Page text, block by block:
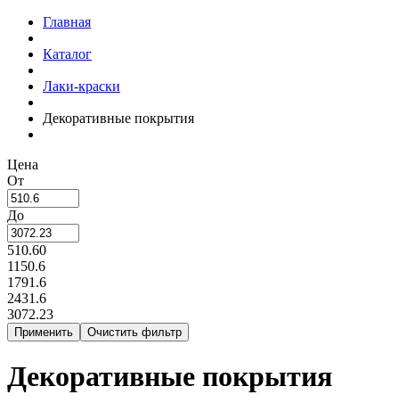
Главная
Каталог
Лаки-краски
Декоративные покрытия
Цена
От
До
510.60
1150.6
1791.6
2431.6
3072.23
Декоративные покрытия